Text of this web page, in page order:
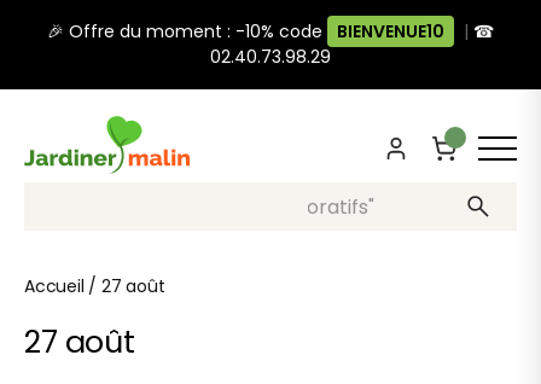
🎉 Offre du moment : -10% code BIENVENUE10 | ☎
02.40.73.98.29
Recherche, ex: "pots décoratifs"
Accueil / 27 août
27 août